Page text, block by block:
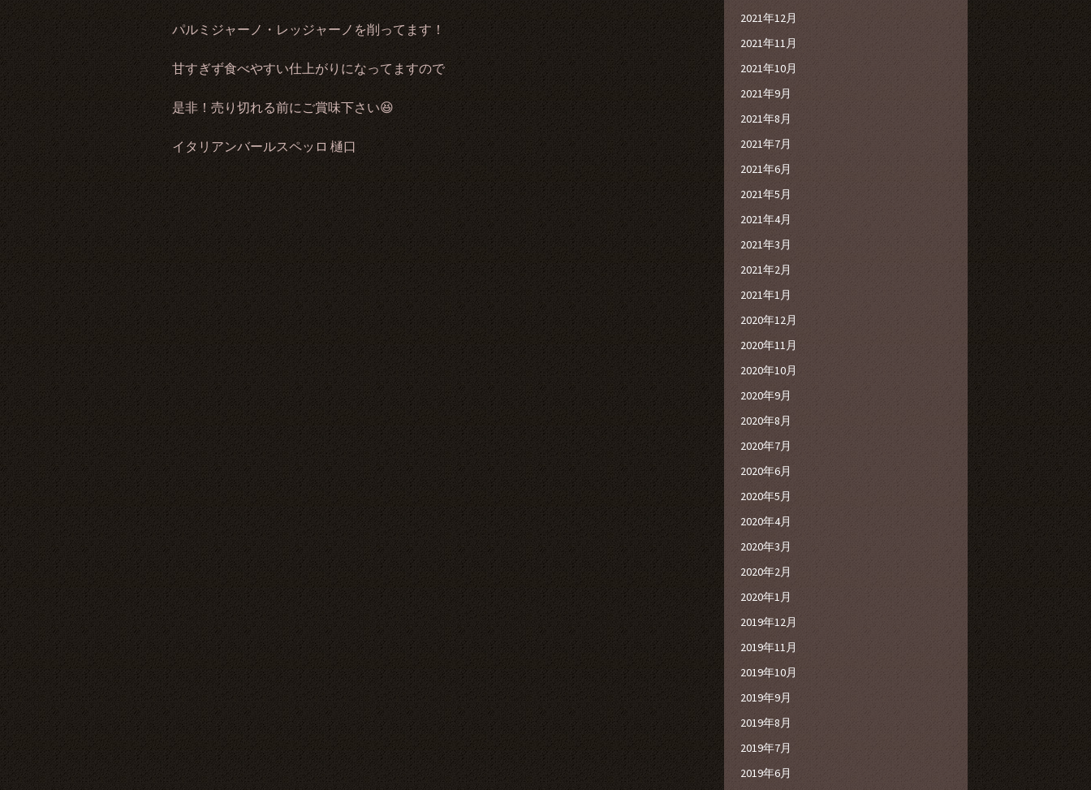
パルミジャーノ・レッジャーノを削ってます！
甘すぎず食べやすい仕上がりになってますので
是非！売り切れる前にご賞味下さい😆
イタリアンバールスペッロ 樋口
2021年12月
2021年11月
2021年10月
2021年9月
2021年8月
2021年7月
2021年6月
2021年5月
2021年4月
2021年3月
2021年2月
2021年1月
2020年12月
2020年11月
2020年10月
2020年9月
2020年8月
2020年7月
2020年6月
2020年5月
2020年4月
2020年3月
2020年2月
2020年1月
2019年12月
2019年11月
2019年10月
2019年9月
2019年8月
2019年7月
2019年6月